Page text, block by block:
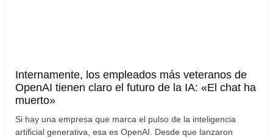
Internamente, los empleados más veteranos de
OpenAI tienen claro el futuro de la IA: «El chat ha
muerto»
Si hay una empresa que marca el pulso de la inteligencia
artificial generativa, esa es OpenAI. Desde que lanzaron